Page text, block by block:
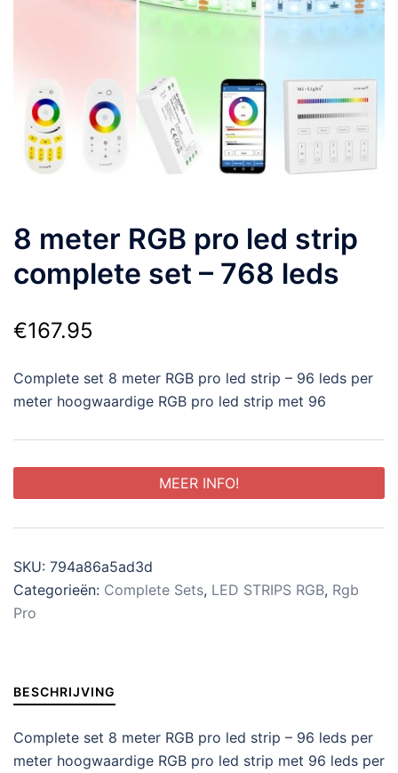
8 meter RGB pro led strip
complete set – 768 leds
€167.95
Complete set 8 meter RGB pro led strip – 96 leds per
meter hoogwaardige RGB pro led strip met 96
MEER INFO!
SKU: 794a86a5ad3d
Categorieën: Complete Sets, LED STRIPS RGB, Rgb
Pro
BESCHRIJVING
Complete set 8 meter RGB pro led strip – 96 leds per
meter hoogwaardige RGB pro led strip met 96 leds per